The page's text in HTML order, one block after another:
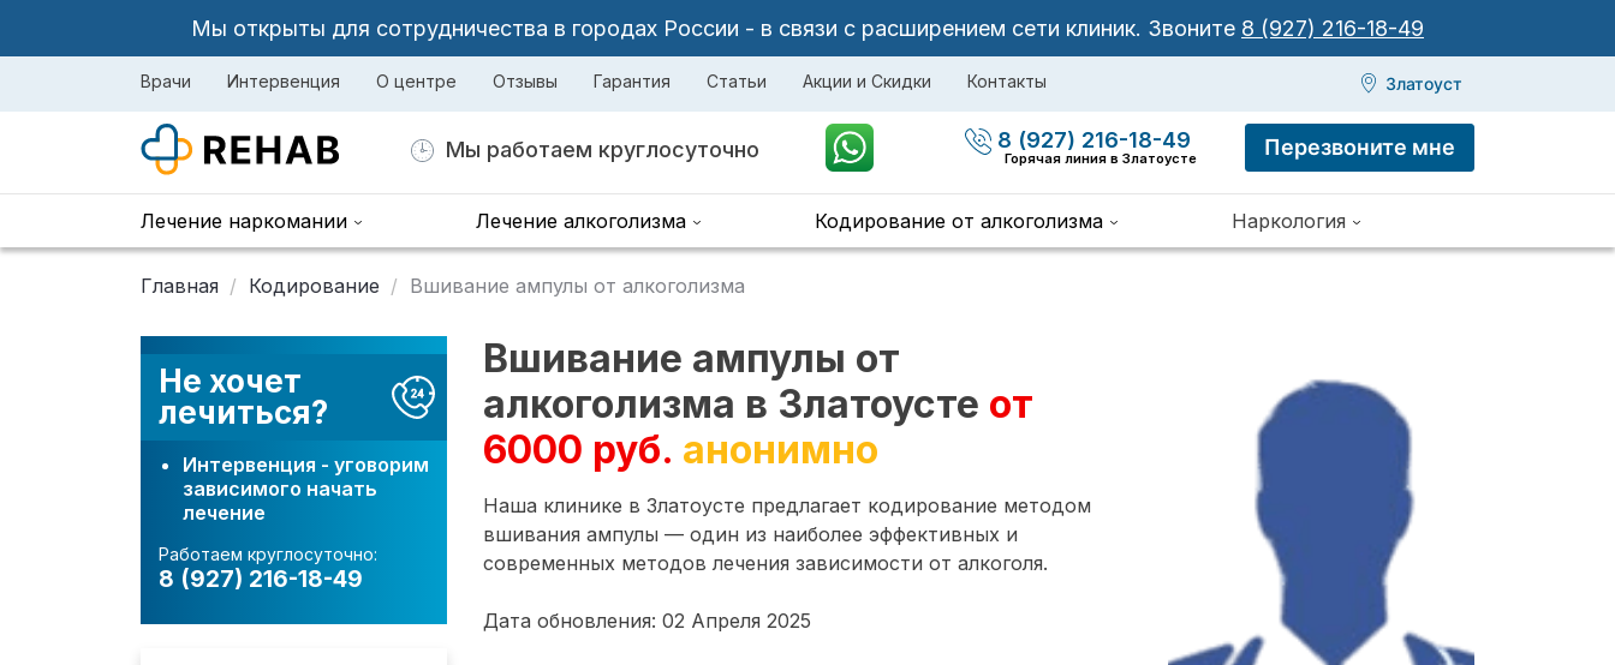
Мы открыты для сотрудничества в городах России - в связи с расширением сети клиник. Звоните 8 (927) 216-18-49
Врачи Интервенция О центре Отзывы Гарантия Статьи Акции и Скидки Контакты Златоуст
Мы работаем круглосуточно 8 (927) 216-18-49
Горячая линия в Златоусте Перезвоните мне
Лечение наркомании Лечение алкоголизма Кодирование от алкоголизма Наркология
Главная Кодирование Вшивание ампулы от алкоголизма
Не хочет
лечиться?
Интервенция - уговорим
зависимого начать
лечение
Работаем круглосуточно:
8 (927) 216-18-49
Вшивание ампулы от
алкоголизма в Златоусте от
6000 руб. анонимно
Наша клинике в Златоусте предлагает кодирование методом
вшивания ампулы — один из наиболее эффективных и
современных методов лечения зависимости от алкоголя.
Дата обновления: 02 Апреля 2025